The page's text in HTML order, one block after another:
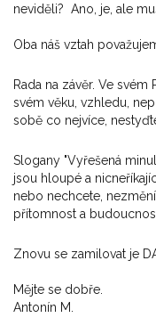
neviděli? Ano, je, ale
Oba náš vztah
Rada na závěr. Ve
svém věku, vzhledu,
sobě co nejvíce,
Slogany "Vyřešená
jsou hloupé a
nebo nechcete,
přítomnost a
Znovu se zamilovat je
Mějte se dobře.
Antonín M.